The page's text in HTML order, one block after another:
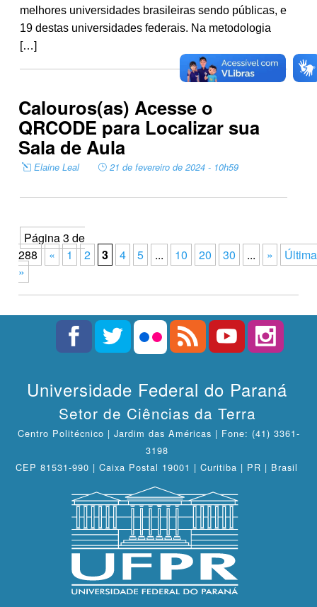
melhores universidades brasileiras sendo públicas, e
19 destas universidades federais. Na metodologia
[…]
Calouros(as) Acesse o
QRCODE para Localizar sua
Sala de Aula
Elaine Leal 21 de fevereiro de 2024 - 10h59
Página 3 de
288
« 1 2 3 4 5 ... 10 20 30 ... »
Última
»
Universidade Federal do Paraná
Setor de Ciências da Terra
Centro Politécnico | Jardim das Américas | Fone: (41) 3361-
3198
CEP 81531-990 | Caixa Postal 19001 | Curitiba | PR | Brasil